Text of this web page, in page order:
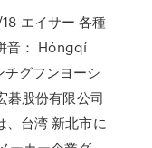
エイサー 各種
音： Hóngqí
グフンヨーシ
碁股份有限公司
台湾 新北市に